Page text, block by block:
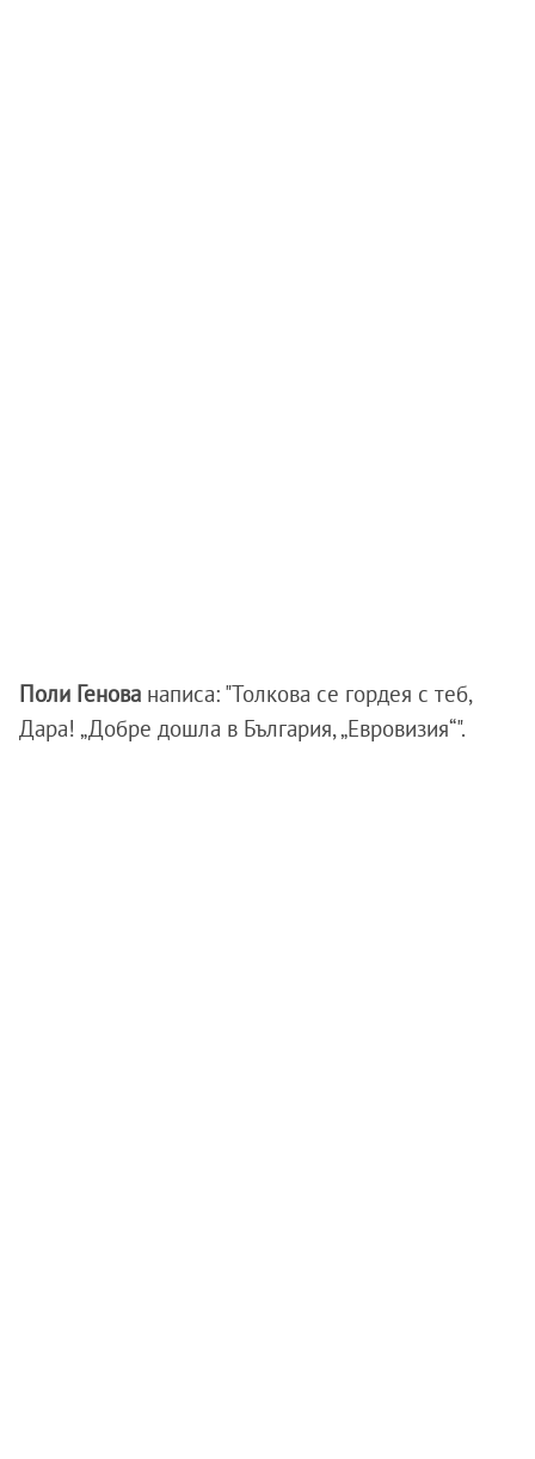
Поли Генова написа: "Толкова се гордея с теб,
Дара! „Добре дошла в България, „Евровизия“".